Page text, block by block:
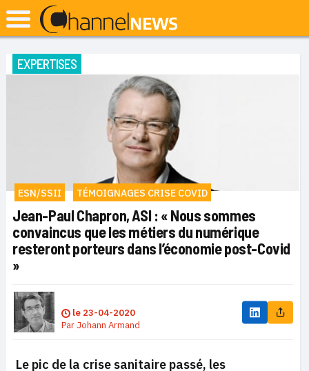
EXPERTISES
ESN/SSII TÉMOIGNAGES CRISE COVID
Jean-Paul Chapron, ASI : « Nous sommes
convaincus que les métiers du numérique
resteront porteurs dans l’économie post-Covid
»
le 23-04-2020
Par Johann Armand
Le pic de la crise sanitaire passé, les